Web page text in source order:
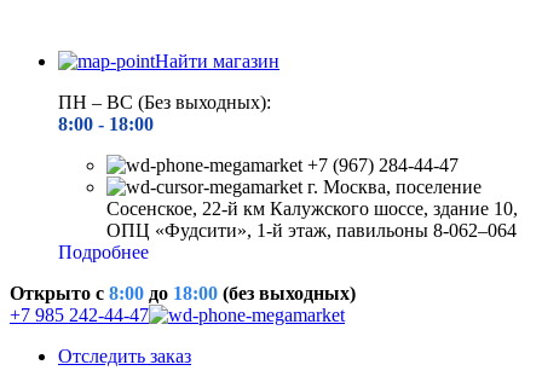
Найти магазин
ПН – ВС (Без выходных):
8:00 - 18:00
+7 (967) 284-44-47
г. Москва, поселение
Сосенское, 22-й км Калужского шоссе, здание 10,
ОПЦ «Фудсити», 1-й этаж, павильоны 8-062–064
Подробнее
Открыто c 8:00 до 18:00 (без выходных)
+7 985 242-44-47
Отследить заказ